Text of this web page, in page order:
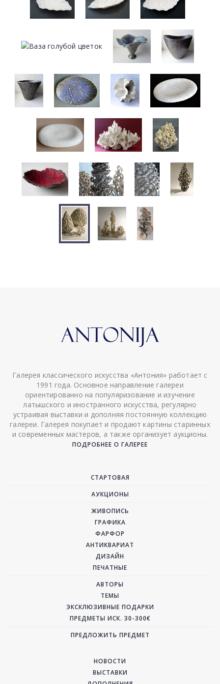
Галерея классического искусства «Антония» работает с
1991 года. Основное направление галереи
ориентированно на популяризование и изучение
латышского и иностранного искусства, регулярно
устраивая выставки и дополняя постоянную коллекцию
галереи. Галерея покупает и продают картины старинных
и современных мастеров, а также организует аукционы.
ПОДРОБНЕЕ О ГАЛЕРЕЕ
СТАРТОВАЯ
АУКЦИОНЫ
ЖИВОПИСЬ
ГРАФИКА
ФАРФОР
АНТИКВАРИАТ
ДИЗАЙН
ПЕЧАТНЫЕ
АВТОРЫ
ТЕМЫ
ЭКСКЛЮЗИВНЫЕ ПОДАРКИ
ПРЕДМЕТЫ ИСК. 30-300€
ПРЕДЛОЖИТЬ ПРЕДМЕТ
НОВОСТИ
ВЫСТАВКИ